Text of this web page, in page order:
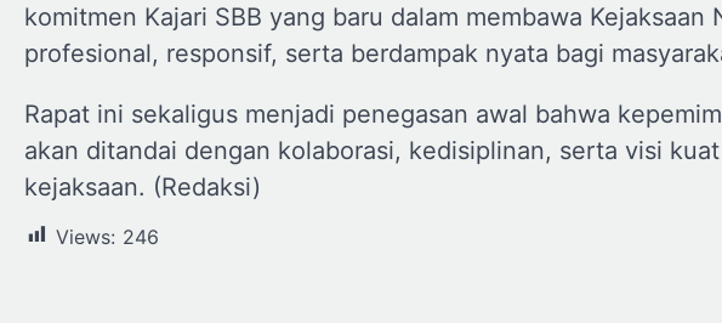
komitmen Kajari SBB yang baru dalam membawa
profesional, responsif, serta berdampak nyata bagi
Rapat ini sekaligus menjadi penegasan awal bahwa
akan ditandai dengan kolaborasi, kedisiplinan, serta visi
kejaksaan. (Redaksi)
Views: 246